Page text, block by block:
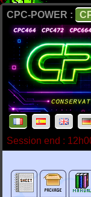
CPC-POWER :
Session end :